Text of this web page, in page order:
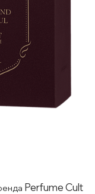
Perfume Cult